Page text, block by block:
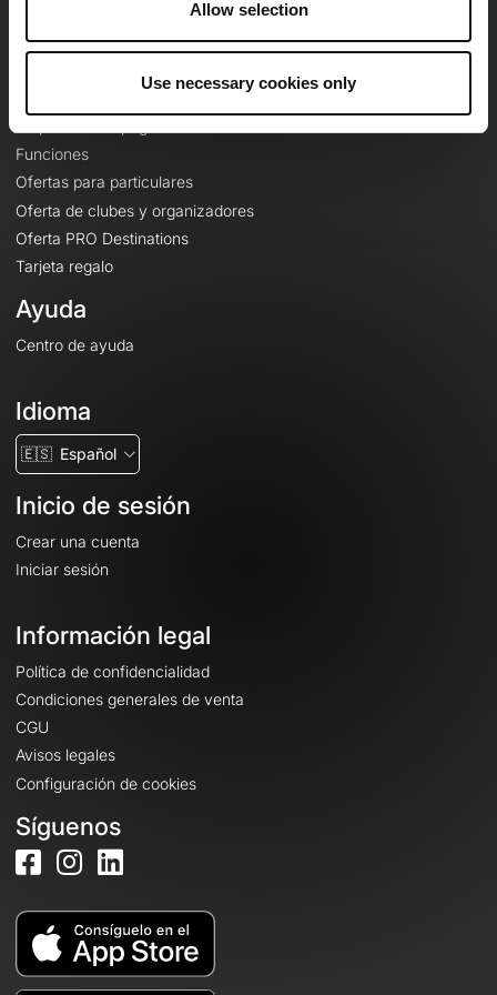
Allow selection
Use necessary cookies only
Le Mag'
Funciones
Ofertas para particulares
Oferta de clubes y organizadores
Oferta PRO Destinations
Tarjeta regalo
Ayuda
Centro de ayuda
Idioma
🇪🇸 Español
Inicio de sesión
Crear una cuenta
Iniciar sesión
Información legal
Política de confidencialidad
Condiciones generales de venta
CGU
Avisos legales
Configuración de cookies
Síguenos